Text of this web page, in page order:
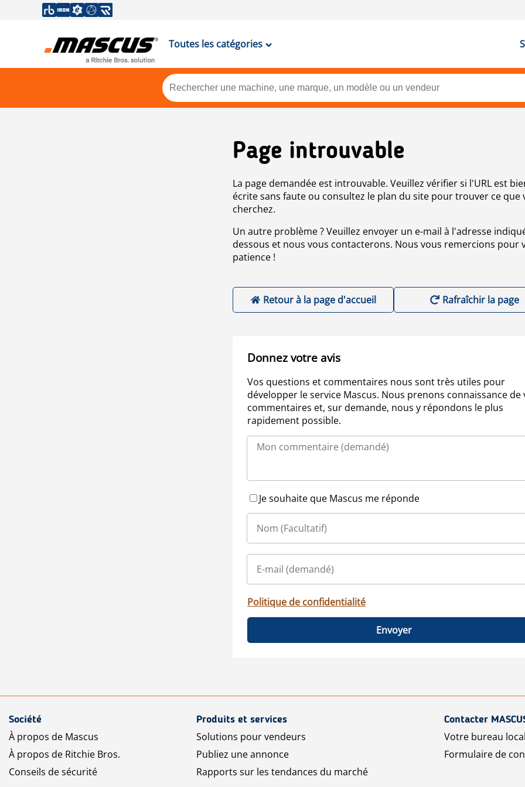
Toutes les catégories
Page introuvable
La page demandée est introuvable. Veuillez vérifier si l'URL est
écrite sans faute ou consultez le plan du site pour trouver ce que
cherchez.
Un autre problème ? Veuillez envoyer un e-mail à l'adresse
dessous et nous vous contacterons. Nous vous remercions pour
patience !
Retour à la page d'accueil Rafraîchir la page
Donnez votre avis
Vos questions et commentaires nous sont très utiles pour
développer le service Mascus. Nous prenons connaissance de
commentaires et, sur demande, nous y répondons le plus
rapidement possible.
Je souhaite que Mascus me réponde
Politique de confidentialité
Envoyer
Société
À propos de Mascus
À propos de Ritchie Bros.
Conseils de sécurité
Produits et services
Solutions pour vendeurs
Publiez une annonce
Rapports sur les tendances du marché
Contacter
Votre bureau
Formulaire de